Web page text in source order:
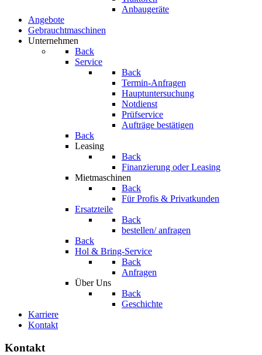
Anbaugeräte
Angebote
Gebrauchtmaschinen
Unternehmen
Back
Service
Back
Termin-Anfragen
Hauptuntersuchung
Notdienst
Prüfservice
Aufträge bestätigen
Back
Leasing
Back
Finanzierung oder Leasing
Mietmaschinen
Back
Für Profis & Privatkunden
Ersatzteile
Back
bestellen/ anfragen
Back
Hol & Bring-Service
Back
Anfragen
Über Uns
Back
Geschichte
Karriere
Kontakt
Kontakt